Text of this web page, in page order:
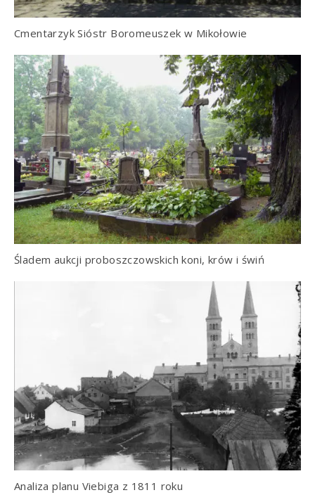
Cmentarzyk Sióstr Boromeuszek w Mikołowie
Śladem aukcji proboszczowskich koni, krów i świń
Analiza planu Viebiga z 1811 roku